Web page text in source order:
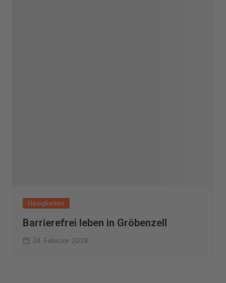
Neuigkeiten
Barrierefrei leben in Gröbenzell
24. Februar 2018